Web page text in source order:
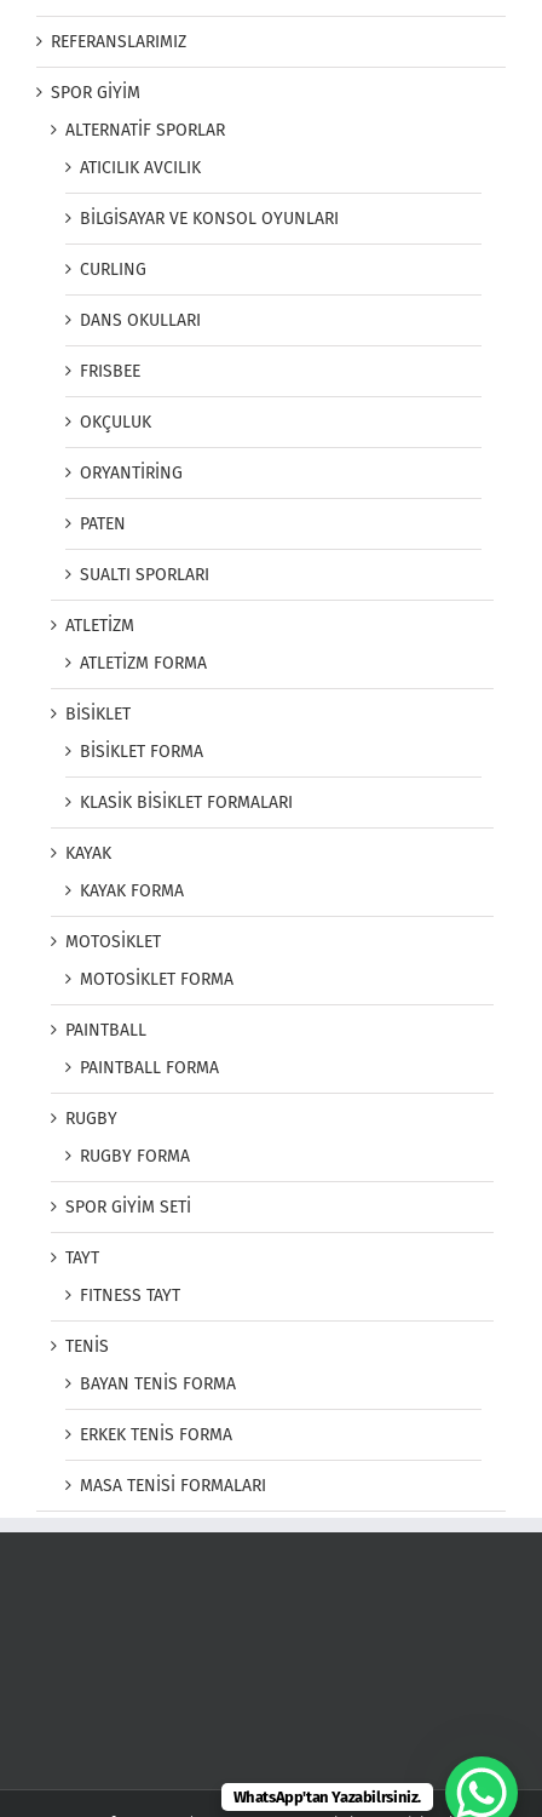
REFERANSLARIMIZ
SPOR GİYİM
ALTERNATİF SPORLAR
ATICILIK AVCILIK
BİLGİSAYAR VE KONSOL OYUNLARI
CURLING
DANS OKULLARI
FRISBEE
OKÇULUK
ORYANTİRİNG
PATEN
SUALTI SPORLARI
ATLETİZM
ATLETİZM FORMA
BİSİKLET
BİSİKLET FORMA
KLASİK BİSİKLET FORMALARI
KAYAK
KAYAK FORMA
MOTOSİKLET
MOTOSİKLET FORMA
PAINTBALL
PAINTBALL FORMA
RUGBY
RUGBY FORMA
SPOR GİYİM SETİ
TAYT
FITNESS TAYT
TENİS
BAYAN TENİS FORMA
ERKEK TENİS FORMA
MASA TENİSİ FORMALARI
WhatsApp'tan Yazabilrsiniz.